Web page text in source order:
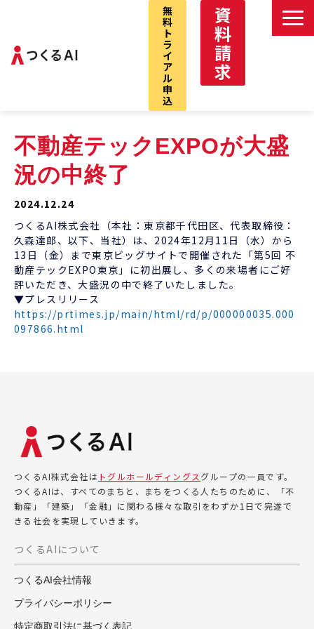
無
料
ト
ラ
イ
ア
ル
申
込
資
料
請
求
デべNAVI
仲介パック
お問い合わせ
不動産テックEXPOが大盛
況の中終了
2024.12.24
つくるAI株式会社（本社：東京都千代田区、代表取締役：
久森達郎、以下、当社）は、2024年12月11日（水）から
13日（金）まで東京ビッグサイトで開催された「第5回 不
動産テックEXPO東京」に初出展し、多くの来場者にご好
評いただき、大盛況の中で終了いたしました。
▼プレスリリース
https://prtimes.jp/main/html/rd/p/000000035.000
097866.html
つくるAI株式会社は トグルホールディングス グループの一員です。
つくるAIは、すべてのまちと、まちをつくる人たちのために、「不
動産」「建築」「金融」に関わる様々な取引をわずか1日で完遂で
きる社会を実現していきます。
つくるAIについて
つくるAI会社情報
プライバシーポリシー
特定商取引法に基づく表記